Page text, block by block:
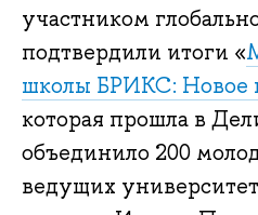
участником
подтвердили итоги «
школы БРИКС: Новое
которая прошла в
объединило 200
ведущих